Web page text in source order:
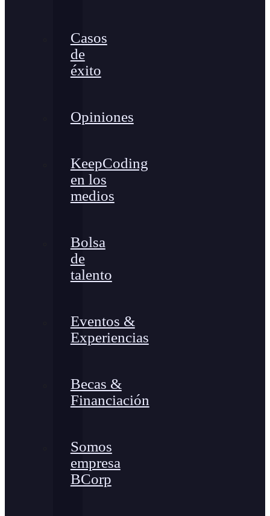
Casos
de
éxito
Opiniones
KeepCoding
en los
medios
Bolsa
de
talento
Eventos &
Experiencias
Becas &
Financiación
Somos
empresa
BCorp